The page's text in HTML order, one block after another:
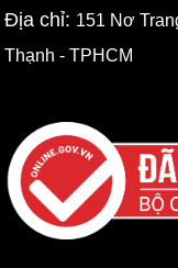
Địa chỉ: 151 Nơ
Thạnh - TPHCM